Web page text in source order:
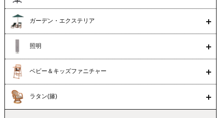
ガーデン・エクステリア
照明
ベビー＆キッズファニチャー
ラタン(籐)